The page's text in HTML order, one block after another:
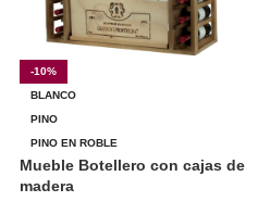
-10%
BLANCO
PINO
PINO EN ROBLE
Mueble Botellero con cajas de
madera